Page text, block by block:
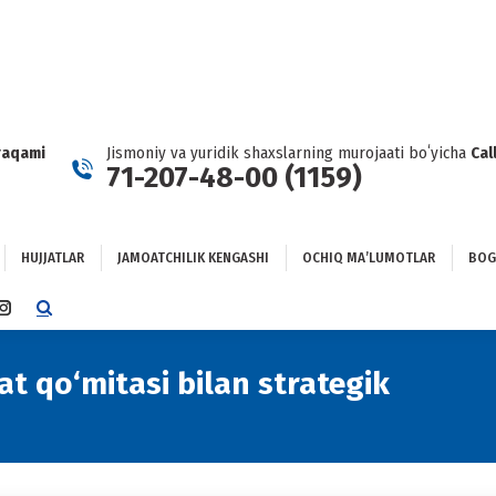
Jismoniy va yuridik shaxslarning murojaati boʻyicha
71-207-48-00 (1159)
HUJJATLAR JAMOATCHILIK KENGASHI OCHIQ MAʼLUMOTLAR
INSTAGRAM
IN
qo‘mitasi bilan strategik